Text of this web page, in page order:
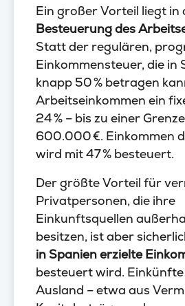
Ein großer Vorteil liegt in
Besteuerung des
Statt der regulären,
Einkommensteuer, die in
knapp 50 % betragen
Arbeitseinkommen ein
24 % – bis zu einer
600.000 €. Einkommen
wird mit 47 % besteuert.
Der größte Vorteil für
Privatpersonen, die ihre
Einkunftsquellen
besitzen, ist aber
in Spanien erzielte
besteuert wird. Einkünfte
Ausland – etwa aus